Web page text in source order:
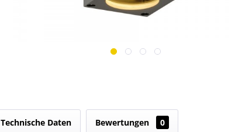
Technische Daten Bewertungen 0